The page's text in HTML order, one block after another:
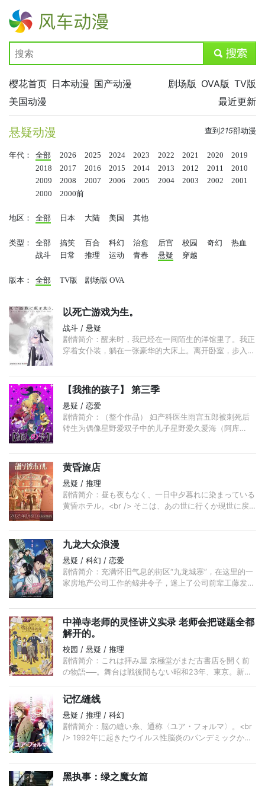
风车动漫
submit
樱花首页 日本动漫 国产动漫
美国动漫
剧场版 OVA版 TV版
最近更新
查到 215部动漫
悬疑动漫
年代： 全部 2026 2025 2024 2023 2022 2021 2020
2019
2018
2017 2016 2015 2014 2013 2012 2011
2010
2009
2008 2007 2006 2005 2004 2003 2002
2001
2000
2000前
地区： 全部 日本 大陆 美国 其他
类型： 全部 搞笑 百合 科幻 治愈 后宫 校园 奇幻
热血
战斗
日常 推理 运动 青春 悬疑 穿越
版本： 全部 TV版 剧场版 OVA
以死亡游戏为生。
战斗 / 悬疑
剧情简介：醒来时，我已经在一间陌生的洋馆里了。我正
穿着女仆装，躺在一张豪华的大床上。离开卧室，步入走
【我推的孩子】 第三季
悬疑 / 恋爱
剧情简介：（整个作品） 妇产科医生雨宫五郎被刺死后
转生为偶像星野爱双子中的儿子星野爱久爱海（阿库
黄昏旅店
悬疑 / 推理
剧情简介：昼も夜もなく、一日中夕暮れに染まっている
黄昏ホテル。<br /> そこは、あの世に行くか現世に戻
九龙大众浪漫
悬疑 / 科幻 / 恋爱
剧情简介：充满怀旧气息的街区“九龙城寨”，在这里的一
家房地产公司工作的鲸井令子，迷上了公司前辈工藤发。
中禅寺老师的灵怪讲义实录 老师会把谜题全都
解开的。
校园 / 悬疑 / 推理
剧情简介：これは拝み屋 京極堂がまだ古書店を開く前
の物語──。舞台は戦後間もない昭和23年、東京。新制
師・中禅寺秋彦と出会
记忆缝线
悬疑 / 推理 / 科幻
剧情简介：脳の縫い糸、通称〈ユア・フォルマ〉。<br
/> 1992年に起きたウイルス性脳炎のパンデミックから
黑执事：绿之魔女篇